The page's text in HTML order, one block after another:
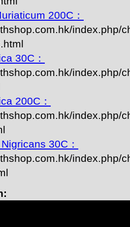
200C：
index.php/
30C：
index.php/
200C：
index.php/
30C：
index.php/